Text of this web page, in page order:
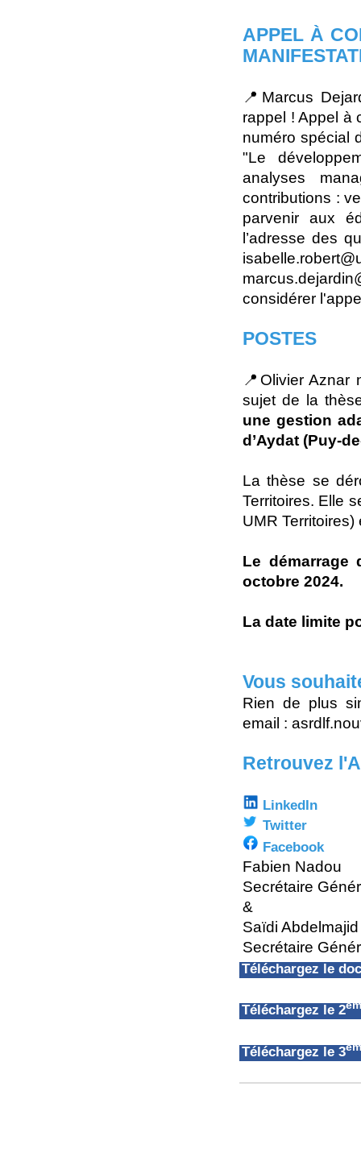
APPEL À
📍Marcus
rappel ! Appel à
numéro spécial
"Le
analyses
contributions :
parvenir aux
l’adresse des
considérer
POSTES
📍Olivier Aznar
sujet de la
une gestion
d’Aydat (Puy-
La thèse se
Territoires. Elle
UMR
Le démarrage
octobre 2024.
La date limite
Vous
Rien de plus
email :
Retrouvez
LinkedIn
Twitter
Facebook
Fabien Nadou
Secrétaire
&
Saïdi Abdelmajid
Secrétaire
Téléchargez le
Téléchargez le 2
Téléchargez le 3